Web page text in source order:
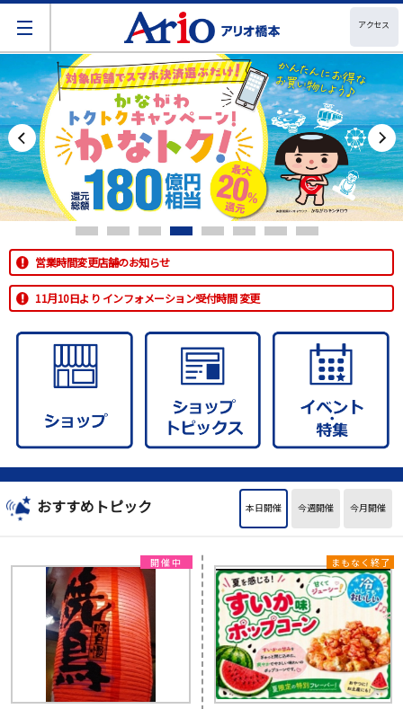
アクセス
営業時間変更店舗のお知らせ
11月10日より インフォメーション受付時間 変更
おすすめトピック 本日開催 今週開催 今月開催